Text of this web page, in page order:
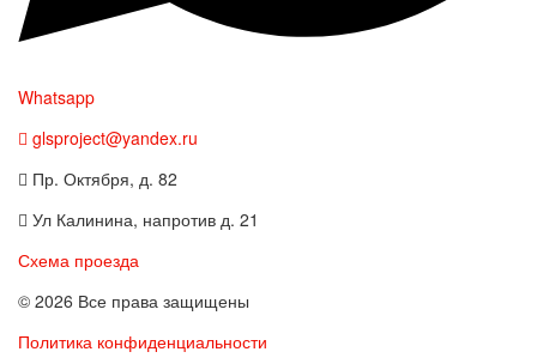
Whatsapp
glsproject@yandex.ru
Пр. Октября, д. 82
Ул Калинина, напротив д. 21
Схема проезда
© 2026 Все права защищены
Политика конфиденциальности